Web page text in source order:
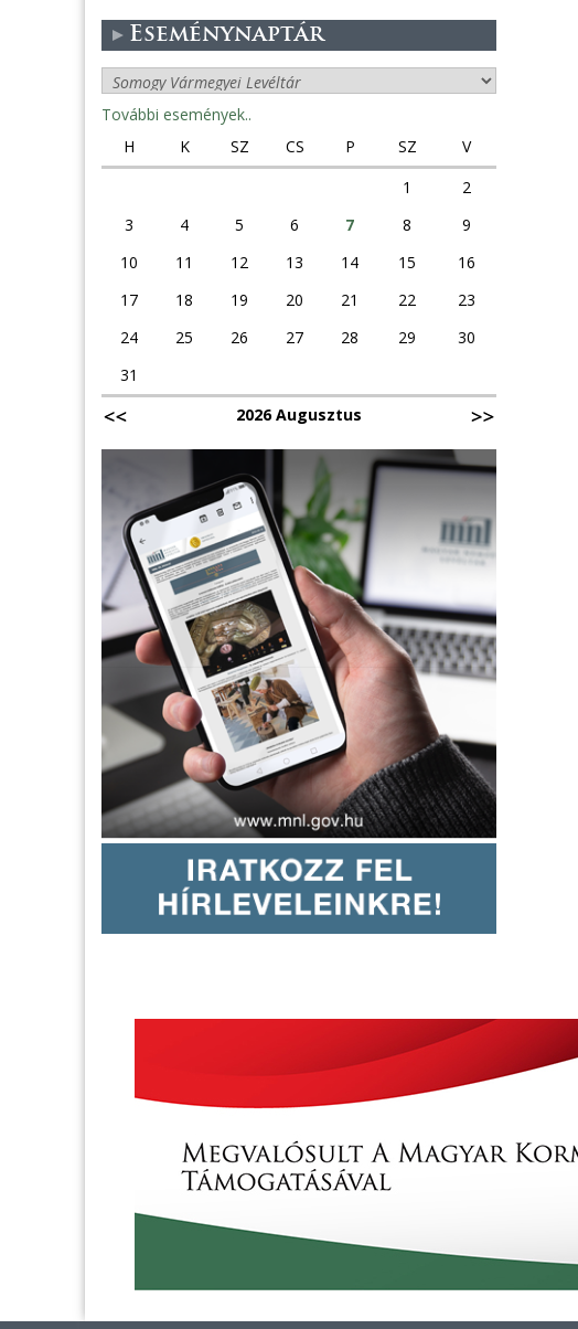
Eseménynaptár
További események..
H
K SZ CS P SZ
V
1
2
3
4 5 6 7 8
9
10
11 12 13 14 15
16
17
18 19 20 21 22
23
24
25 26 27 28 29
30
31
2026 Augusztus